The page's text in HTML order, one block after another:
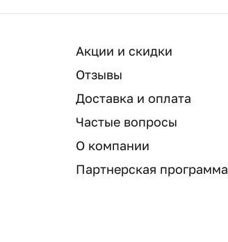
Акции и скидки
Отзывы
Доставка и оплата
Частые вопросы
О компании
Партнерская программа